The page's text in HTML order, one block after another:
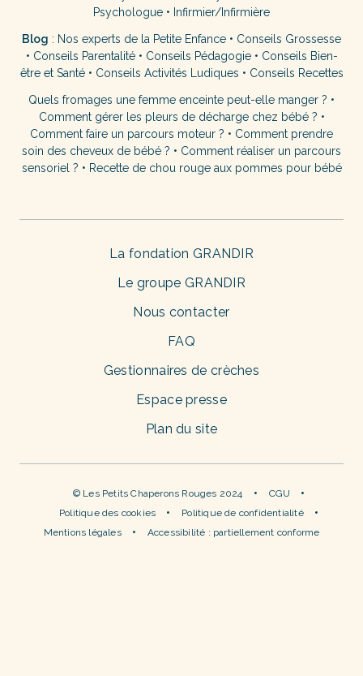
Psychologue • Infirmier/Infirmière
Blog : Nos experts de la Petite Enfance • Conseils Grossesse
• Conseils Parentalité• Conseils Pédagogie• Conseils Bien-
être et Santé• Conseils Activités Ludiques • Conseils Recettes
Quels fromages une femme enceinte peut-elle manger ? •
Comment gérer les pleurs de décharge chez bébé ? •
Comment faire un parcours moteur ? • Comment prendre
soin des cheveux de bébé ? • Comment réaliser un parcours
sensoriel ? • Recette de chou rouge aux pommes pour bébé
La fondation GRANDIR
Le groupe GRANDIR
Nous contacter
FAQ
Gestionnaires de crèches
Espace presse
Plan du site
© Les Petits Chaperons Rouges 2024
CGU
Politique des cookies
Politique de confidentialité
Mentions légales
Accessibilité : partiellement conforme